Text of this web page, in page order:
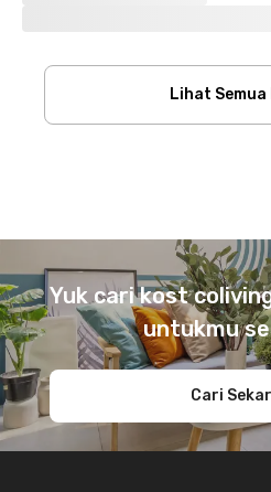
Lihat Semua
Yuk cari kost
untukmu
Cari